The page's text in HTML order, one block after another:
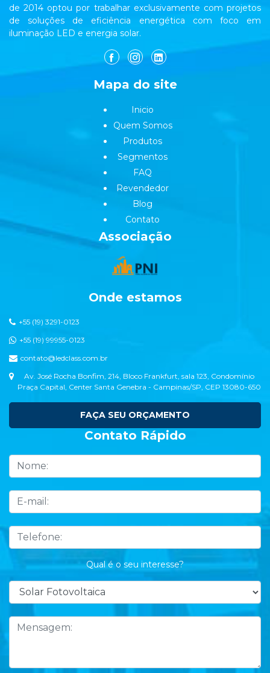
de 2014 optou por trabalhar exclusivamente com projetos
de soluções de eficiência energética com foco em
iluminação LED e energia solar.
Mapa do site
Inicio
Quem Somos
Produtos
Segmentos
FAQ
Revendedor
Blog
Contato
Associação
Onde estamos
+55 (19) 3291-0123
+55 (19) 99955-0123
contato@ledclass.com.br
Av. José Rocha Bonfim, 214, Bloco Frankfurt, sala 123, Condomínio
Praça Capital, Center Santa Genebra - Campinas/SP, CEP 13080-650
FAÇA SEU ORÇAMENTO
Contato Rápido
Qual é o seu interesse?